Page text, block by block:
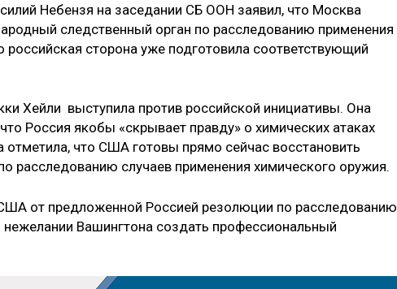
Небензя на заседании СБ ООН заявил, что Москва
следственный орган по расследованию применения
сторона уже подготовила соответствующий
Хейли выступила против российской инициативы. Она
Россия якобы «скрывает правду» о химических атаках
отметила, что США готовы прямо сейчас восстановить
случаев применения химического оружия.
от предложенной Россией резолюции по расследованию
нежелании Вашингтона создать профессиональный